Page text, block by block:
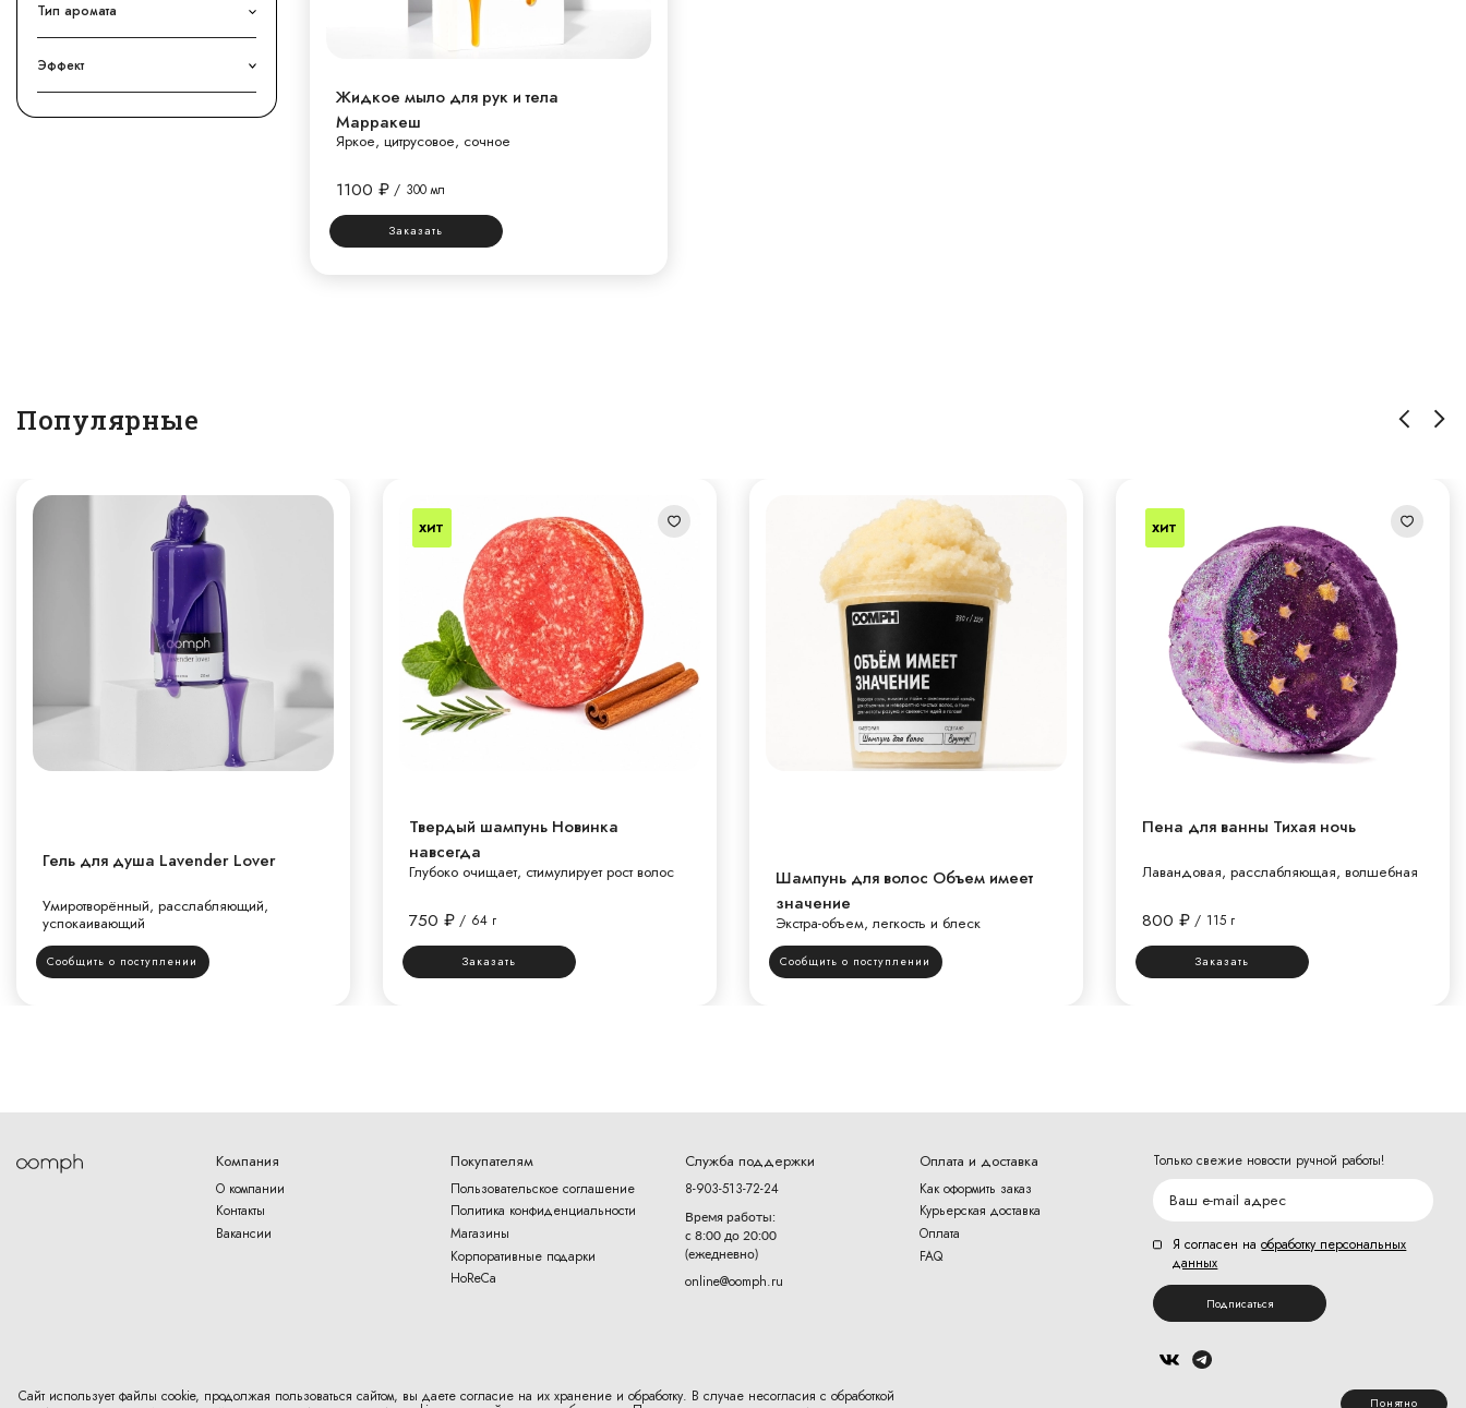
Тип аромата
Эффект
Заказать
Жидкое мыло для рук и тела
Марракеш
Яркое, цитрусовое, сочное
1100 ₽ / 300 мл
Популярные
Сообщить о поступлении
Гель для душа Lavender Lover
Умиротворённый, расслабляющий,
успокаивающий
ХИТ
Заказать
Твердый шампунь Новинка
навсегда
Глубоко очищает, стимулирует рост волос
750 ₽ / 64 г
Сообщить о поступлении
Шампунь для волос Объем имеет
значение
Экстра-объем, легкость и блеск
ХИТ
Заказать
Пена для ванны Тихая ночь
Лавандовая, расслабляющая, волшебная
800 ₽ / 115 г
Служба поддержки
8-903-513-72-24
Время работы:
с 8:00 до 20:00
(ежедневно)
online@oomph.ru
Оплата и доставка
Как оформить заказ
Курьерская доставка
Оплата
FAQ
Компания
О компании
Контакты
Вакансии
Покупателям
Пользовательское соглашение
Политика конфиденциальности
Магазины
Корпоративные подарки
HoReCa
Только свежие новости ручной работы!
Я согласен на обработку персональных
данных
Подписаться
Сайт использует файлы cookie, продолжая пользоваться сайтом, вы даете согласие на их хранение и обработку. В случае несогласия с обработкой Понятно